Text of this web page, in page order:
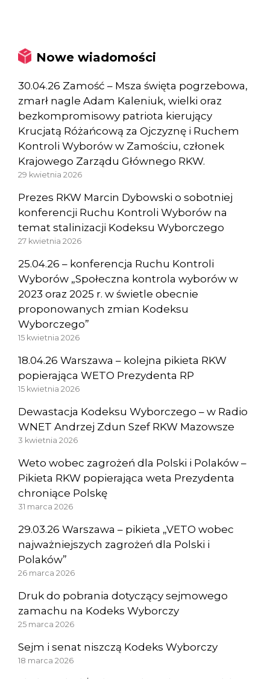
Nowe wiadomości
30.04.26 Zamość – Msza święta pogrzebowa,
zmarł nagle Adam Kaleniuk, wielki oraz
bezkompromisowy patriota kierujący
Krucjatą Różańcową za Ojczyznę i Ruchem
Kontroli Wyborów w Zamościu, członek
Krajowego Zarządu Głównego RKW.
29 kwietnia 2026
Prezes RKW Marcin Dybowski o sobotniej
konferencji Ruchu Kontroli Wyborów na
temat stalinizacji Kodeksu Wyborczego
27 kwietnia 2026
25.04.26 – konferencja Ruchu Kontroli
Wyborów „Społeczna kontrola wyborów w
2023 oraz 2025 r. w świetle obecnie
proponowanych zmian Kodeksu
Wyborczego”
15 kwietnia 2026
18.04.26 Warszawa – kolejna pikieta RKW
popierająca WETO Prezydenta RP
15 kwietnia 2026
Dewastacja Kodeksu Wyborczego – w Radio
WNET Andrzej Zdun Szef RKW Mazowsze
3 kwietnia 2026
Weto wobec zagrożeń dla Polski i Polaków –
Pikieta RKW popierająca weta Prezydenta
chroniące Polskę
31 marca 2026
29.03.26 Warszawa – pikieta „VETO wobec
najważniejszych zagrożeń dla Polski i
Polaków”
26 marca 2026
Druk do pobrania dotyczący sejmowego
zamachu na Kodeks Wyborczy
25 marca 2026
Sejm i senat niszczą Kodeks Wyborczy
18 marca 2026